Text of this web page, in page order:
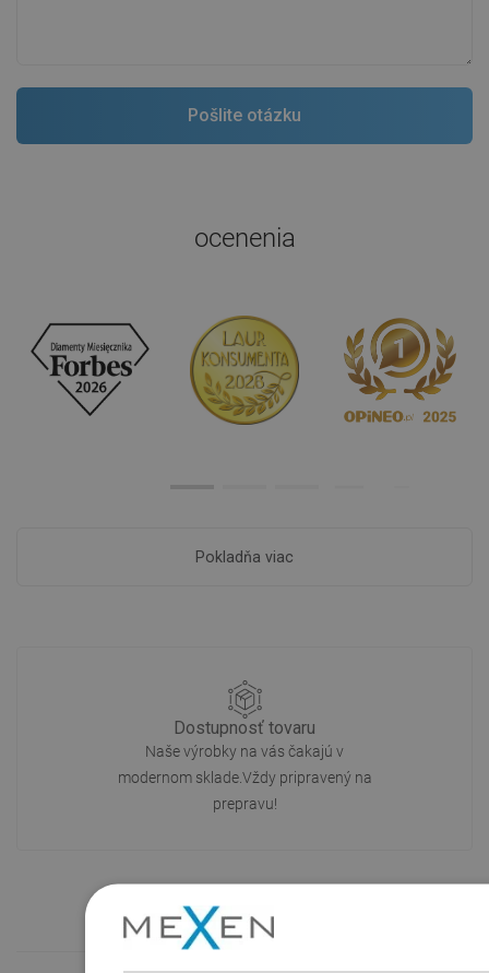
ocenenia
Pokladňa viac
Dostupnosť tovaru
Naše výrobky na vás čakajú v
modernom sklade.Vždy pripravený na
prepravu!